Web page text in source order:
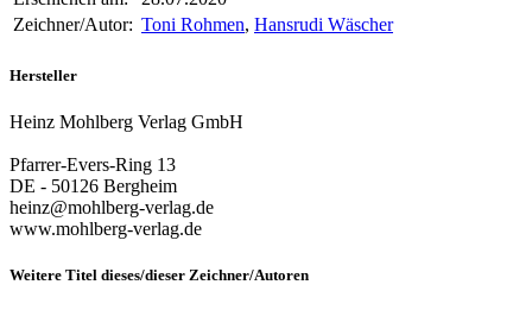
Zeichner/Autor: Toni Rohmen, Hansrudi Wäscher
Hersteller
Heinz Mohlberg Verlag GmbH
Pfarrer-Evers-Ring 13
DE - 50126 Bergheim
heinz@mohlberg-verlag.de
www.mohlberg-verlag.de
Weitere Titel dieses/dieser Zeichner/Autoren